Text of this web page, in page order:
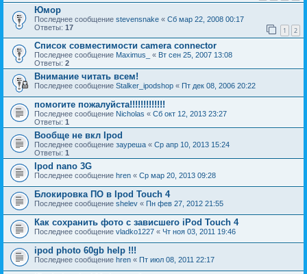
Юмор
Последнее сообщение stevensnake « Сб мар 22, 2008 00:17
Ответы: 17 1 2
Список совместимости camera connector
Последнее сообщение Maximus_ « Вт сен 25, 2007 13:08
Ответы: 2
Внимание читать всем!
Последнее сообщение Stalker_ipodshop « Пт дек 08, 2006 20:22
помогите пожалуйста!!!!!!!!!!!!!
Последнее сообщение Nicholas « Сб окт 12, 2013 23:27
Ответы: 1
Вообще не вкл Ipod
Последнее сообщение зауреша « Ср апр 10, 2013 15:24
Ответы: 1
Ipod nano 3G
Последнее сообщение hren « Ср мар 20, 2013 09:28
Блокировка ПО в Ipod Touch 4
Последнее сообщение shelev « Пн фев 27, 2012 21:55
Как сохранить фото с зависшего iPod Touch 4
Последнее сообщение vladko1227 « Чт ноя 03, 2011 19:46
ipod photo 60gb help !!!
Последнее сообщение hren « Пт июл 08, 2011 22:17